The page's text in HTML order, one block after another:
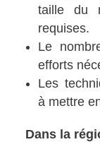
taille du
requises.
Le
efforts
Les
à mettre
Dans la